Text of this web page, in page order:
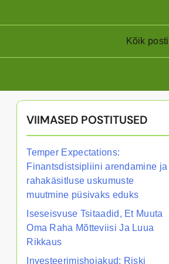
Kõik
VIIMASED POSTITUSED
Temper Expectations:
Finantsdistsipliini arendamine ja
rahakäsitluse uskumuste
muutmine püsivaks eduks
Iseseisvuse Tsitaadid, Et Muuta
Oma Raha Mõtteviisi Ja Luua
Rikkaus
Investeerimishoiakud: Riski